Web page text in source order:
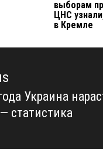
выборам
ЦНС
в Кремле
Украина
статистика